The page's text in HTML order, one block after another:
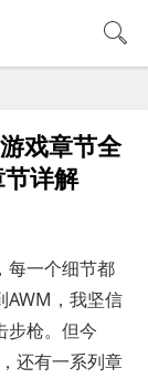
戏章节全
详解
每一个细节都
AWM，我坚信
步枪。但今
还有一系列章